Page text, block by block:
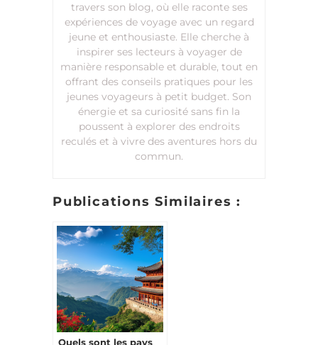
travers son blog, où elle raconte ses
expériences de voyage avec un regard
jeune et enthousiaste. Elle cherche à
inspirer ses lecteurs à voyager de
manière responsable et durable, tout en
offrant des conseils pratiques pour les
jeunes voyageurs à petit budget. Son
énergie et sa curiosité sans fin la
poussent à explorer des endroits
reculés et à vivre des aventures hors du
commun.
Publications Similaires :
Quels sont les pays